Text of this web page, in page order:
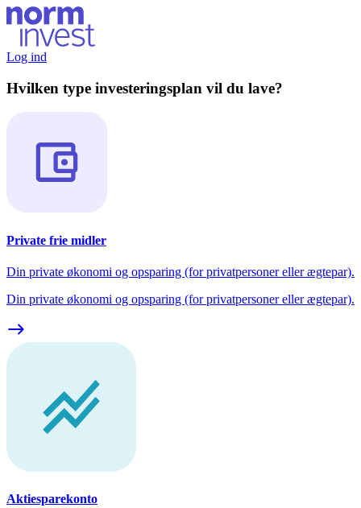
Log ind
Hvilken type investeringsplan vil du lave?
Private frie midler
Din private økonomi og opsparing (for privatpersoner eller ægtepar).
Din private økonomi og opsparing (for privatpersoner eller ægtepar).
east
Aktiesparekonto